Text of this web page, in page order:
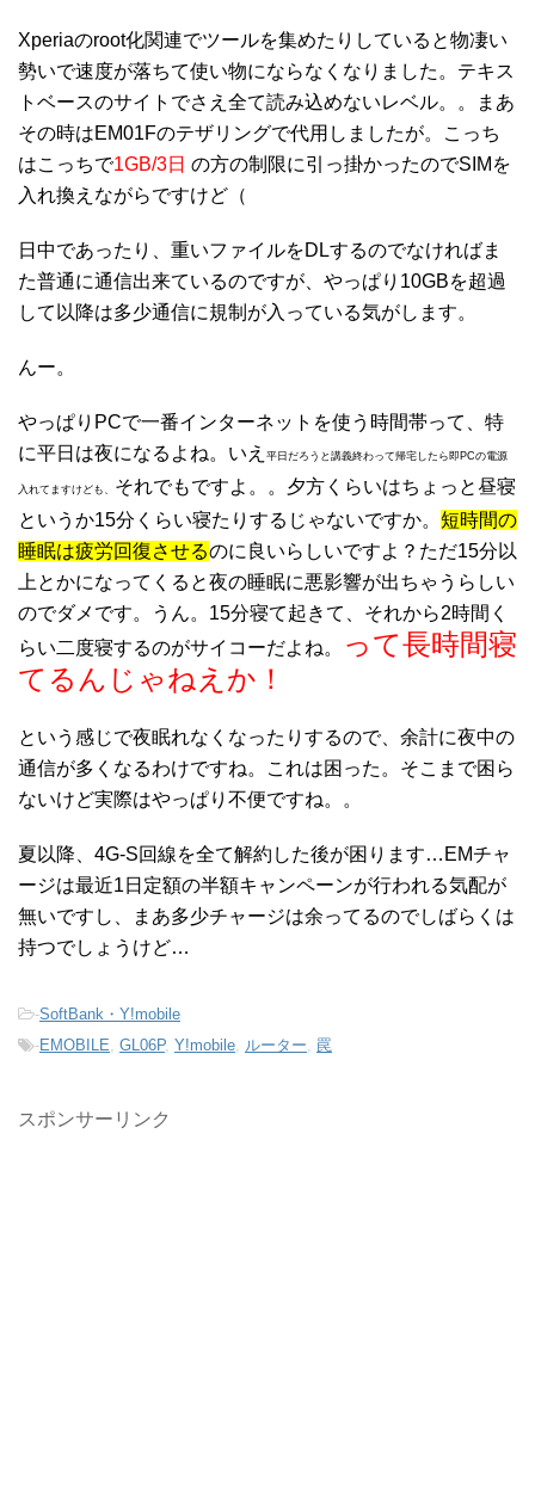
Xperiaのroot化関連でツールを集めたりしていると物凄い
勢いで速度が落ちて使い物にならなくなりました。テキス
トベースのサイトでさえ全て読み込めないレベル。。まあ
その時はEM01Fのテザリングで代用しましたが。こっち
はこっちで1GB/3日 の方の制限に引っ掛かったのでSIMを
入れ換えながらですけど（
日中であったり、重いファイルをDLするのでなければま
た普通に通信出来ているのですが、やっぱり10GBを超過
して以降は多少通信に規制が入っている気がします。
んー。
やっぱりPCで一番インターネットを使う時間帯って、特
に平日は夜になるよね。いえ 平日だろうと講義終わって帰宅したら即PCの電源
入れてますけども、 それでもですよ。。夕方くらいはちょっと昼寝
というか15分くらい寝たりするじゃないですか。 短時間の
睡眠は疲労回復させるのに良いらしいですよ？ただ15分以
上とかになってくると夜の睡眠に悪影響が出ちゃうらしい
のでダメです。うん。15分寝て起きて、それから2時間く
らい二度寝するのがサイコーだよね。
って長時間寝
てるんじゃねえか！
という感じで夜眠れなくなったりするので、余計に夜中の
通信が多くなるわけですね。これは困った。そこまで困ら
ないけど実際はやっぱり不便ですね。。
夏以降、4G-S回線を全て解約した後が困ります…EMチャ
ージは最近1日定額の半額キャンペーンが行われる気配が
無いですし、まあ多少チャージは余ってるのでしばらくは
持つでしょうけど…
-SoftBank・Y!mobile
-EMOBILE, GL06P, Y!mobile, ルーター, 罠
スポンサーリンク